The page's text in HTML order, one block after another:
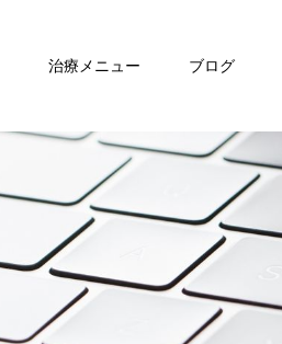
治療メニュー ブログ